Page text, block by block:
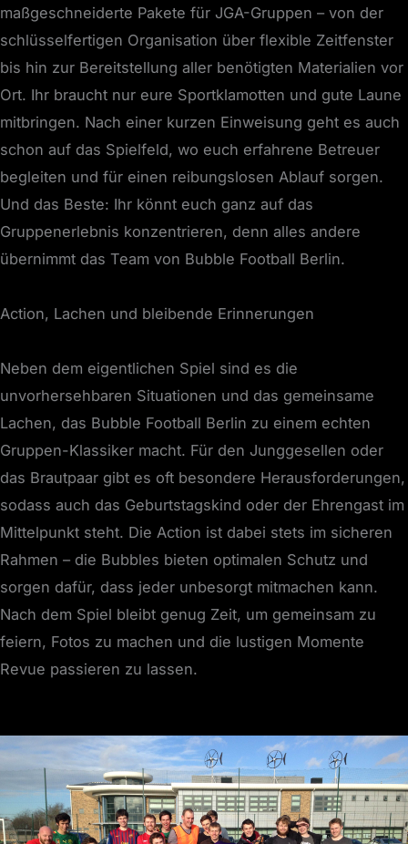
maßgeschneiderte Pakete für JGA-Gruppen – von der
schlüsselfertigen Organisation über flexible Zeitfenster
bis hin zur Bereitstellung aller benötigten Materialien vor
Ort. Ihr braucht nur eure Sportklamotten und gute Laune
mitbringen. Nach einer kurzen Einweisung geht es auch
schon auf das Spielfeld, wo euch erfahrene Betreuer
begleiten und für einen reibungslosen Ablauf sorgen.
Und das Beste: Ihr könnt euch ganz auf das
Gruppenerlebnis konzentrieren, denn alles andere
übernimmt das Team von Bubble Football Berlin.
Action, Lachen und bleibende Erinnerungen
Neben dem eigentlichen Spiel sind es die
unvorhersehbaren Situationen und das gemeinsame
Lachen, das Bubble Football Berlin zu einem echten
Gruppen-Klassiker macht. Für den Junggesellen oder
das Brautpaar gibt es oft besondere Herausforderungen,
sodass auch das Geburtstagskind oder der Ehrengast im
Mittelpunkt steht. Die Action ist dabei stets im sicheren
Rahmen – die Bubbles bieten optimalen Schutz und
sorgen dafür, dass jeder unbesorgt mitmachen kann.
Nach dem Spiel bleibt genug Zeit, um gemeinsam zu
feiern, Fotos zu machen und die lustigen Momente
Revue passieren zu lassen.